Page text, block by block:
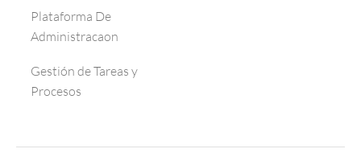
Plataforma De
Administracaon
Gestión de Tareas y
Procesos